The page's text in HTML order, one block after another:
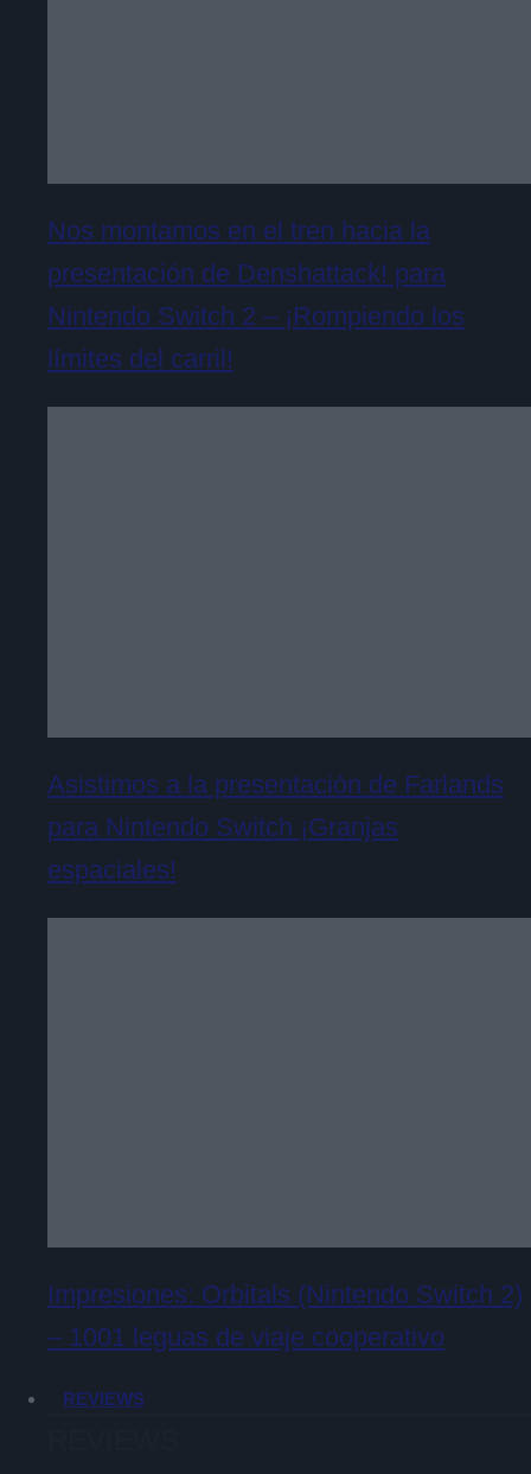
Nos montamos en el tren hacia la
presentación de Denshattack! para
Nintendo Switch 2 – ¡Rompiendo los
límites del carril!
Asistimos a la presentación de Farlands
para Nintendo Switch ¡Granjas
espaciales!
Impresiones: Orbitals (Nintendo Switch 2)
– 1001 leguas de viaje cooperativo
REVIEWS